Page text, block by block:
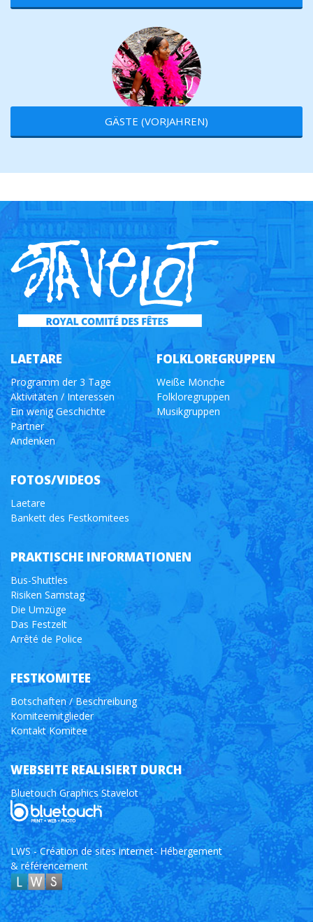
GÄSTE (VORJAHREN)
LAETARE
Programm der 3 Tage
Aktivitäten / Interessen
Ein wenig Geschichte
Partner
Andenken
FOLKLOREGRUPPEN
Weiße Mönche
Folkloregruppen
Musikgruppen
FOTOS/VIDEOS
Laetare
Bankett des Festkomitees
PRAKTISCHE INFORMATIONEN
Bus-Shuttles
Risiken Samstag
Die Umzüge
Das Festzelt
Arrêté de Police
FESTKOMITEE
Botschaften / Beschreibung
Komiteemitglieder
Kontakt Komitee
WEBSEITE REALISIERT DURCH
Bluetouch Graphics Stavelot
LWS - Création de sites internet- Hébergement
& référencement